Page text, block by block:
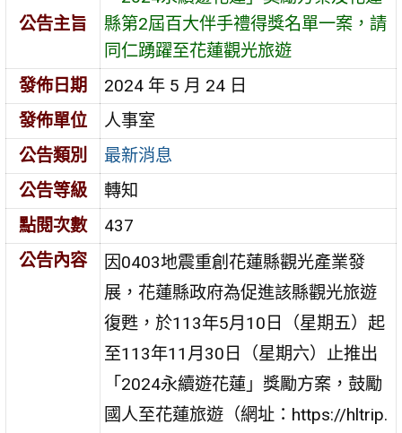
公告主旨
縣第2屆百大伴手禮得獎名單一案，請
同仁踴躍至花蓮觀光旅遊
發佈日期
2024 年 5 月 24 日
發佈單位
人事室
公告類別
最新消息
公告等級
轉知
點閱次數
437
公告內容
因0403地震重創花蓮縣觀光產業發
展，花蓮縣政府為促進該縣觀光旅遊
復甦，於113年5月10日（星期五）起
至113年11月30日（星期六）止推出
「2024永續遊花蓮」獎勵方案，鼓勵
國人至花蓮旅遊（網址：https://hltrip.